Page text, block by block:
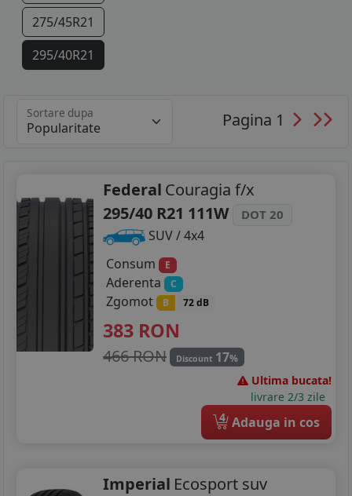
275/45R21
295/40R21
Sortare dupa Pagina 1
Federal Couragia f/x
295/40 R21 111W
DOT 20
SUV / 4x4
Consum
E
Aderenta C
Zgomot B 72 dB
383 RON
466 RON Discount 17%
Ultima bucata!
livrare 2/3 zile
4 Adauga in cos
Imperial Ecosport suv